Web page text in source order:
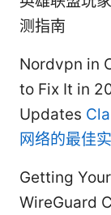
测指南
Nordvpn in
to Fix It in
Updates
网络的最佳
Getting
WireGuard